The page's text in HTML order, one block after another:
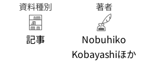
資料種別
記事
著者
Nobuhiko
Kobayashiほか